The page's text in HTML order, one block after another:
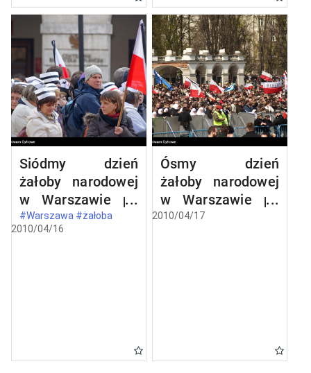
Siódmy dzień
żałoby narodowej
w Warszawie po
katastrofie
lotniczej w
#Warszawa #żałoba
2010/04/16
Ósmy dzień
żałoby narodowej
w Warszawie po
katastrofie
2010/04/17